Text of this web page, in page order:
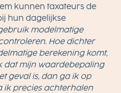
kunnen taxateurs de
hun dagelijkse
modelmatige
Hoe dichter
berekening komt,
dat mijn waardebepaling
geval is, dan ga ik op
ik precies achterhalen